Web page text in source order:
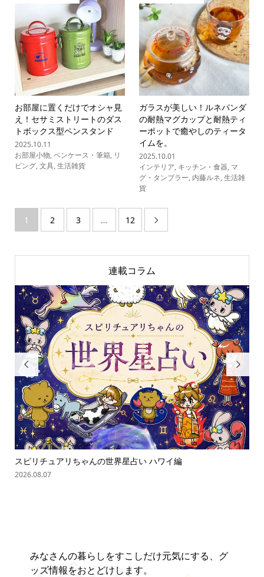
お部屋に置くだけでオシャ見
え！セサミストリートのダス
トボックス型ペンスタンド
2025.10.11
お部屋小物,ペンケース・筆箱, リ
ビング,文具,生活雑貨
ガラスが美しい！ルネパンダ
の耐熱マグカップと耐熱ティ
ーポットで癒やしのティータ
イムを。
2025.10.01
インテリア, キッチン・食器, マ
グ・タンブラー, 内藤ルネ,生活雑
貨
1 2 3 … 12 
連載コラム

スピリチュアリちゃんの世界星占い ハワイ編
2026.08.07

みなさんの暮らしをすこしだけ元気にする、グ
ッズ情報をおとどけします。